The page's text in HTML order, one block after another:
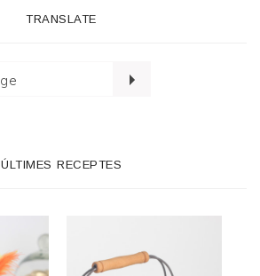
TRANSLATE
ÚLTIMES RECEPTES